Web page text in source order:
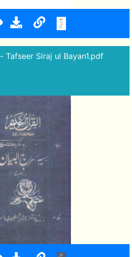
13 - كتاب وحكمة - Tafseer Siraj ul Bayan1.pdf